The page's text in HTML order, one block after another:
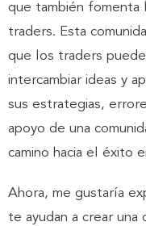
que también fomenta
traders. Esta
que los traders
intercambiar ideas y
sus estrategias,
apoyo de una
camino hacia el éxito
Ahora, me gustaría
te ayudan a crear una